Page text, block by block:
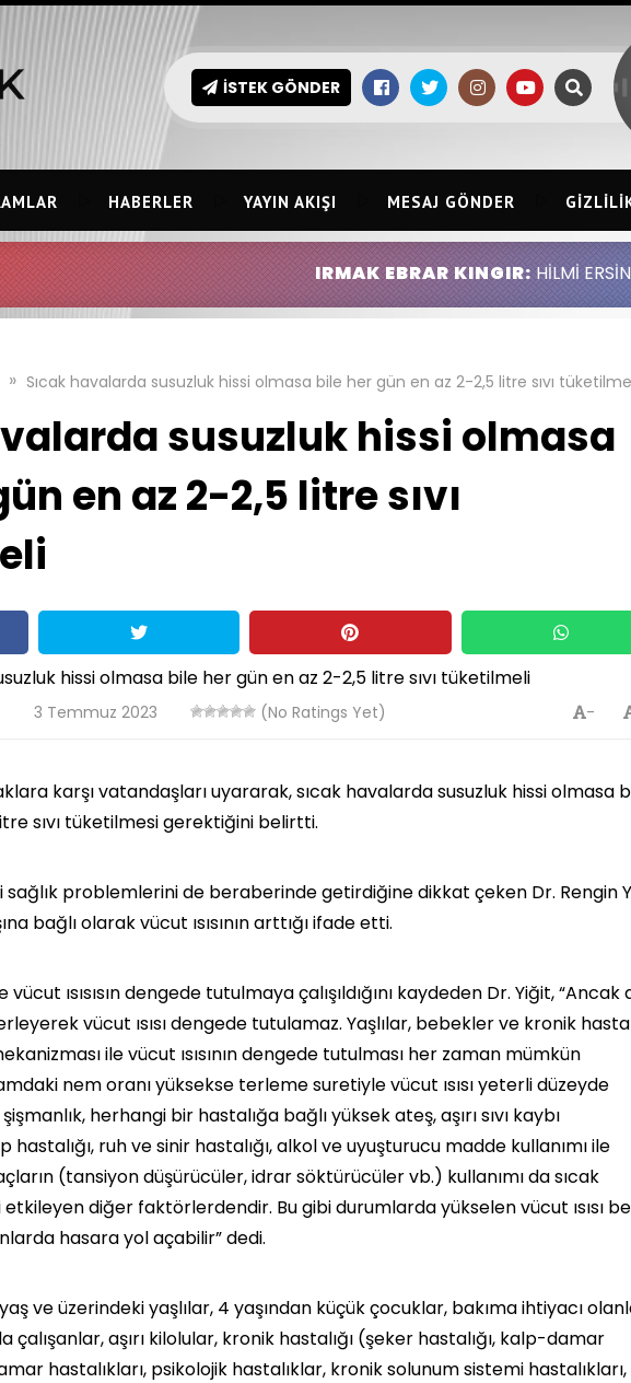
İSTEK GÖNDER
HABERLER YAYIN AKIŞI MESAJ GÖNDER
IRMAK EBRAR KINGIR: HİLMİ ERSİN KINGIR
» Sıcak havalarda susuzluk hissi olmasa bile her gün en az 2-2,5 litre sıvı
susuzluk hissi olmasa
en az 2-2,5 litre sıvı
3 Temmuz 2023 (No Ratings Yet) -
karşı vatandaşları uyararak, sıcak havalarda susuzluk hissi olmasa
sıvı tüketilmesi gerektiğini belirtti.
sağlık problemlerini de beraberinde getirdiğine dikkat çeken Dr. Rengin
bağlı olarak vücut ısısının arttığı ifade etti.
ısısısın dengede tutulmaya çalışıldığını kaydeden Dr. Yiğit, “Ancak
vücut ısısı dengede tutulamaz. Yaşlılar, bebekler ve kronik
ile vücut ısısının dengede tutulması her zaman mümkün
nem oranı yüksekse terleme suretiyle vücut ısısı yeterli düzeyde
herhangi bir hastalığa bağlı yüksek ateş, aşırı sıvı kaybı
ruh ve sinir hastalığı, alkol ve uyuşturucu madde kullanımı ile
(tansiyon düşürücüler, idrar söktürücüler vb.) kullanımı da sıcak
diğer faktörlerdendir. Bu gibi durumlarda yükselen vücut ısısı
hasara yol açabilir” dedi.
ve üzerindeki yaşlılar, 4 yaşından küçük çocuklar, bakıma ihtiyacı
çalışanlar, aşırı kilolular, kronik hastalığı (şeker hastalığı, kalp-damar
hastalıkları, psikolojik hastalıklar, kronik solunum sistemi hastalıkları,